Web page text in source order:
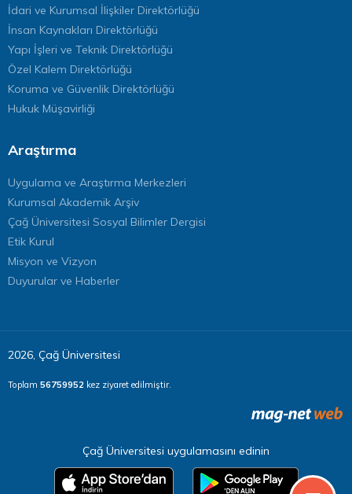
İdari ve Kurumsal İlişkiler Direktörlüğü
İnsan Kaynakları Direktörlüğü
Yapı İşleri ve Teknik Direktörlüğü
Özel Kalem Direktörlüğü
Koruma ve Güvenlik Direktörlüğü
Hukuk Müşavirliği
Araştırma
Uygulama ve Araştırma Merkezleri
Kurumsal Akademik Arşiv
Çağ Üniversitesi Sosyal Bilimler Dergisi
Etik Kurul
Misyon ve Vizyon
Duyurular ve Haberler
2026, Çağ Üniversitesi
Toplam 56759952 kez ziyaret edilmiştir.
Çağ Üniversitesi uygulamasını edinin